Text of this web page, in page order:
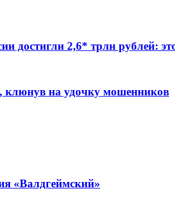
достигли 2,6* трлн рублей:
клюнув на удочку мошенников
«Валдгеймский»